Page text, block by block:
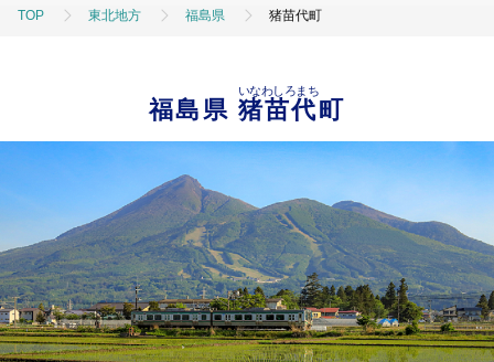
TOP 東北地方 福島県 猪苗代町
福島県 猪苗代町
いなわしろまち